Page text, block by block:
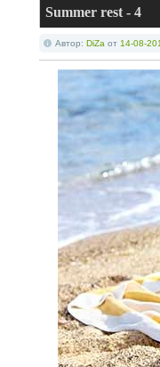
Summer rest - 4
Автор: DiZa от 14-08-